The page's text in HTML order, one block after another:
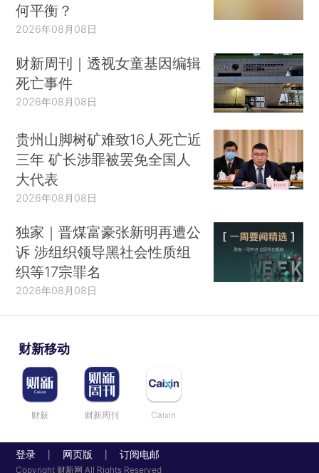
何平衡？
2026年08月08日
财新周刊｜透视女童基因编辑
死亡事件
2026年08月08日
贵州山脚树矿难致16人死亡近
三年 矿长涉罪被罢免全国人
大代表
2026年08月08日
独家｜晋煤富豪张新明再遭公
诉 涉组织领导黑社会性质组
织等17宗罪名
2026年08月08日
财新移动
财新 财新周刊 Caixin
登录 网页版 订阅电邮
Copyright 财新网 All Rights Reserved